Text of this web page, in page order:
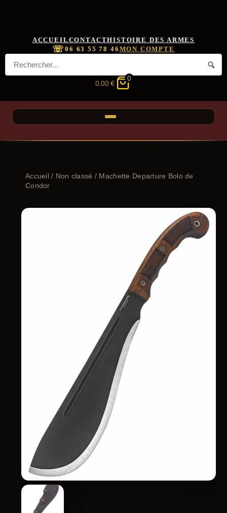
ACCUEIL CONTACTHISTOIRE DES ARMES
☏06 63 55 78 46 MON COMPTE
0,00 €
0
Accueil/ Non classé / Machette Departure Bolo de
Condor